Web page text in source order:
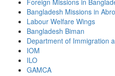
Foreign Missions in
Bangladesh Missions in
Labour Welfare Wings
Bangladesh Biman
Department of Immigration
IOM
ILO
GAMCA